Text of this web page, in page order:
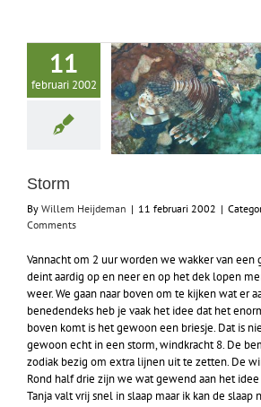
11
februari 2002
Storm
By Willem Heijdeman | 11 februari 2002 |
Comments
Vannacht om 2 uur worden we wakker van
deint aardig op en neer en op het dek lopen
weer. We gaan naar boven om te kijken wat er
benedendeks heb je vaak het idee dat het
boven komt is het gewoon een briesje. Dat is
gewoon echt in een storm, windkracht 8. De
zodiak bezig om extra lijnen uit te zetten. De
Rond half drie zijn we wat gewend aan het
Tanja valt vrij snel in slaap maar ik kan de slaap